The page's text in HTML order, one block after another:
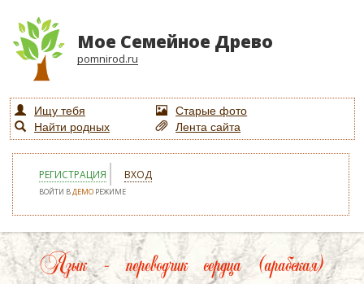
Мое Семейное Древо
pomnirod.ru
Ищу тебя
Старые фото
Найти родных
Лента сайта
РЕГИСТРАЦИЯ ВХОД
ВОЙТИ ВДЕМО РЕЖИМЕ
Язык – переводчик сердца (арабская)